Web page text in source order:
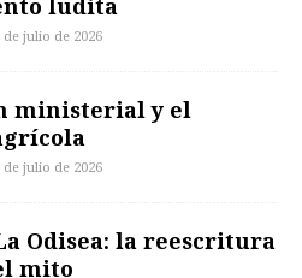
julio de 2026
ministerial y el
julio de 2026
Odisea: la reescritura
mito